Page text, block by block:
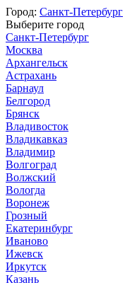
Город: Санкт-Петербург
Выберите город
Санкт-Петербург
Москва
Архангельск
Астрахань
Барнаул
Белгород
Брянск
Владивосток
Владикавказ
Владимир
Волгоград
Волжский
Вологда
Воронеж
Грозный
Екатеринбург
Иваново
Ижевск
Иркутск
Казань